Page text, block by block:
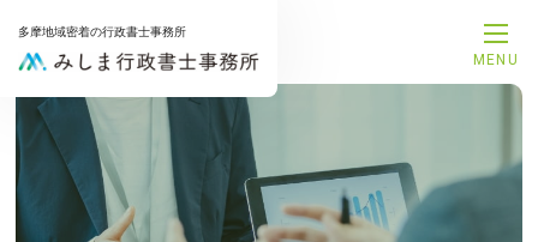
多摩地域密着の行政書士事務所
MENU
トップページ
事務所案内
代表プロフィール
サービス一覧
解決事例